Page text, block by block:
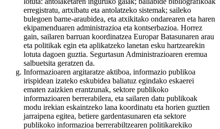
erregistratu, artxibatu eta antolatzeko sistemak; saileko
bulegoen barne-araubidea, eta atxikitako ondarearen eta haren
ekipamenduaren administrazioa eta kontserbazioa. Horrez
gain, sailaren barruan koordinatzea Europar Batasunaren arau
eta politikak egin eta aplikatzeko lanetan esku hartzearekin
lotuta dagoen guztia. Segurtasun Administrazioaren eremua
salbuetsita geratzen da.
Informazioaren argitaratze aktiboa, informazio publikoa
irispidean izateko eskubidea baliatuz egindako eskaerei
ematen zaizkien erantzunak, sektore publikoko
informazioaren berrerabilera, eta sailaren datu publikoak
modu irekian eskaintzeko lana koordinatu eta horien guztien
jarraipena egitea, betiere gardentasunaren eta sektore
publikoko informazioa berrerabiltzearen politikarekiko